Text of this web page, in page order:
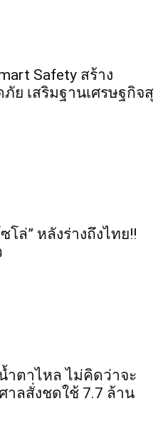
Safety สร้าง
ย เสริมฐานเศรษฐกิจสุ
โล่” หลังร่างถึงไทย!!
ำตาไหล ไม่คิดว่าจะ
าลสั่งชดใช้ 7.7 ล้าน